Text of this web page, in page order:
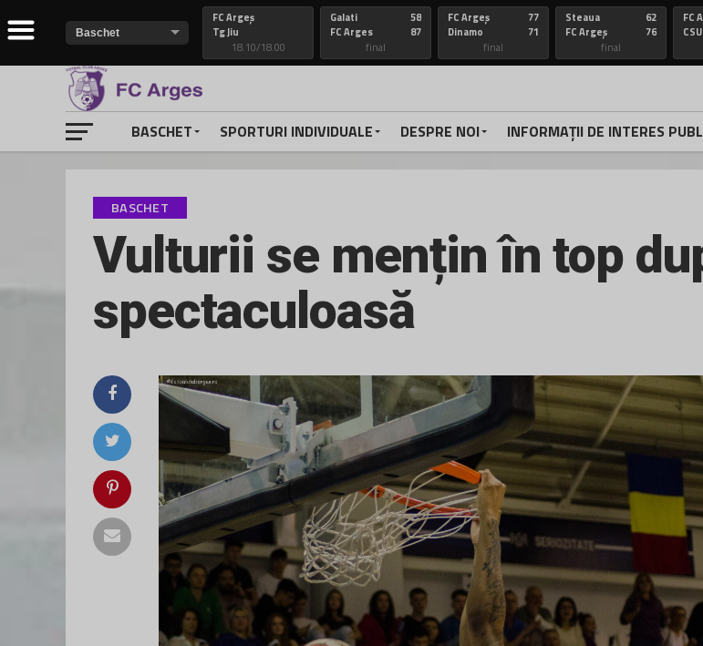
FC Argeș
Tg Jiu
18.10/18.00
Galati
FC Arges
58
87
final
FC Argeș
Dinamo
77
71
final
Steaua
FC Argeș
62
76
final
FC
BASCHET SPORTURI INDIVIDUALE DESPRE NOI INFORMAȚII DE INTERES
BASCHET
Vulturii se mențin în top
spectaculoasă